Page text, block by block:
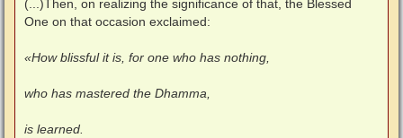
(...)Then, on realizing the significance of that, the Blessed
One on that occasion exclaimed:
«How blissful it is, for one who has nothing,
who has mastered the Dhamma,
is learned.